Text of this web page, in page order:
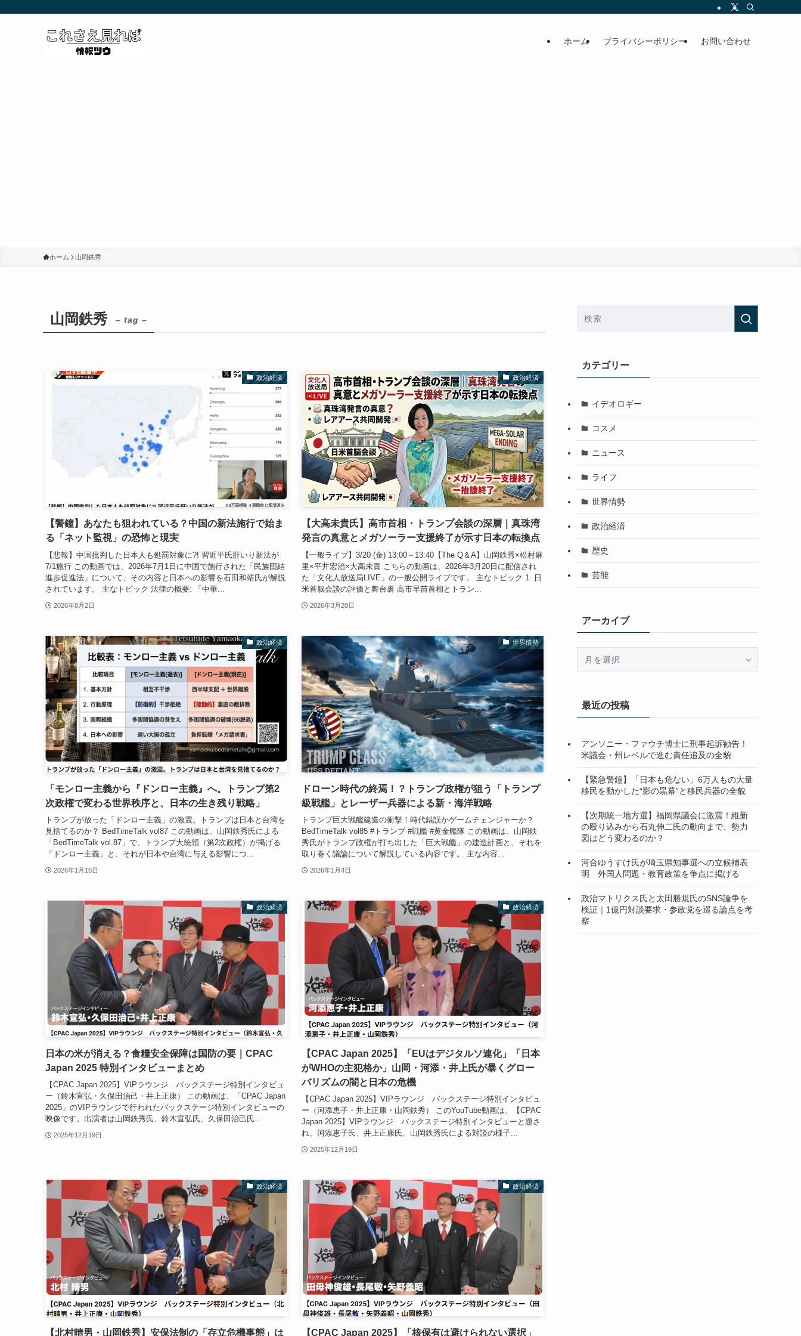
ホーム プライバシーポリシー お問い合わせ
ホーム 山岡鉄秀
山岡鉄秀 – tag –
政治経済
【警鐘】あなたも狙われている？中国の新法施行で始ま
る「ネット監視」の恐怖と現実
【悲報】中国批判した日本人も処罰対象に?! 習近平氏肝いり新法が
7/1施行 この動画では、2026年7月1日に中国で施行された「民族団結
進歩促進法」について、その内容と日本への影響を石田和靖氏が解説
されています。 主なトピック 法律の概要: 「中華...
2026年8月2日
政治経済
【大高未貴氏】高市首相・トランプ会談の深層｜真珠湾
発言の真意とメガソーラー支援終了が示す日本の転換点
【一般ライブ】3/20 (金) 13:00～13:40【The Q＆A】山岡鉄秀×松村麻
里×平井宏治×大高未貴 こちらの動画は、2026年3月20日に配信され
た「文化人放送局LIVE」の一般公開ライブです。 主なトピック 1. 日
米首脳会談の評価と舞台裏 高市早苗首相とトラン...
2026年3月20日
政治経済
「モンロー主義から『ドンロー主義』へ。トランプ第2
次政権で変わる世界秩序と、日本の生き残り戦略」
トランプが放った「ドンロー主義」の激震。トランプは日本と台湾を
見捨てるのか？ BedTimeTalk vol87 この動画は、山岡鉄秀氏による
「BedTimeTalk vol.87」で、トランプ大統領（第2次政権）が掲げる
「ドンロー主義」と、それが日本や台湾に与える影響につ...
2026年1月16日
世界情勢
ドローン時代の終焉！？トランプ政権が狙う「トランプ
級戦艦」とレーザー兵器による新・海洋戦略
トランプ巨大戦艦建造の衝撃！時代錯誤かゲームチェンジャーか？
BedTimeTalk vol85 #トランプ #戦艦 #黄金艦隊 この動画は、山岡鉄
秀氏がトランプ政権が打ち出した「巨大戦艦」の建造計画と、それを
取り巻く議論について解説している内容です。 主な内容...
2026年1月4日
政治経済
日本の米が消える？食糧安全保障は国防の要｜CPAC
Japan 2025 特別インタビューまとめ
【CPAC Japan 2025】VIPラウンジ バックステージ特別インタビュ
ー（鈴木宣弘・久保田治己・井上正康） この動画は、「CPAC Japan
2025」のVIPラウンジで行われたバックステージ特別インタビューの
映像です。出演者は山岡鉄秀氏、鈴木宣弘氏、久保田治己氏...
2025年12月19日
政治経済
【CPAC Japan 2025】「EUはデジタルソ連化」「日本
がWHOの主犯格か」山岡・河添・井上氏が暴くグロー
バリズムの闇と日本の危機
【CPAC Japan 2025】VIPラウンジ バックステージ特別インタビュ
ー（河添恵子・井上正康・山岡鉄秀） このYouTube動画は、【CPAC
Japan 2025】VIPラウンジ バックステージ特別インタビューと題さ
れ、河添恵子氏、井上正康氏、山岡鉄秀氏による対談の様子...
2025年12月19日
政治経済
【北村晴男・山岡鉄秀】安保法制の「存立危機事態」は
政治経済
【CPAC Japan 2025】「核保有は避けられない選択」
カテゴリー
イデオロギー
コスメ
ニュース
ライフ
世界情勢
政治経済
歴史
芸能
アーカイブ
ブ最近の投稿
アンソニー・ファウチ博士に刑事起訴勧告！
米議会・州レベルで進む責任追及の全貌
【緊急警鐘】「日本も危ない」6万人もの大量
移民を動かした“影の黒幕”と移民兵器の全貌
【次期統一地方選】福岡県議会に激震！維新
の殴り込みから石丸伸二氏の動向まで、勢力
図はどう変わるのか？
河合ゆうすけ氏が埼玉県知事選への立候補表
明 外国人問題・教育政策を争点に掲げる
政治マトリクス氏と太田勝規氏のSNS論争を
検証｜1億円対談要求・参政党を巡る論点を考
察